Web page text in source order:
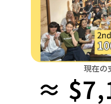
滋賀 京都
島根 岡山
九州・沖縄
現在の
≈